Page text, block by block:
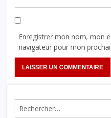
Enregistrer mon nom, mon
navigateur pour mon
Rechercher :